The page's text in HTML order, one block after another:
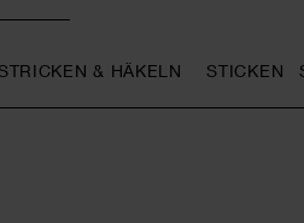
& HÄKELN STICKEN